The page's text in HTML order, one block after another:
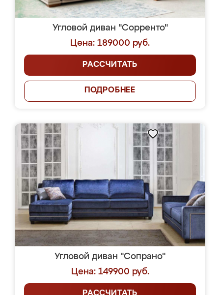
Угловой диван "Сорренто"
Цена: 189000 руб.
РАССЧИТАТЬ
ПОДРОБНЕЕ
Угловой диван "Сопрано"
Цена: 149900 руб.